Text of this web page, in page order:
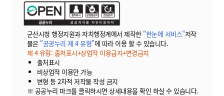
군산시청 행정지원과 자치행정계에서 제작한 "한눈에 서비스"저작
물은 "공공누리 제 4 유형"에 따라 이용 할 수 있습니다.
제 4 유형: 출처표시+상업적 이용금지+변경금지
출처표시
비상업적 이용만 가능
변형 등 2차적 저작물 작성 금지
※ 공공누리 마크를 클릭하시면 상세내용을 확인 하실 수 있습니다.